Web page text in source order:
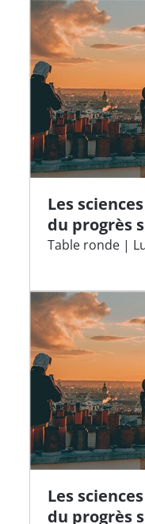
Les
du progrès
Table ronde |
Les
du progrès